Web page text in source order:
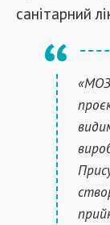
санітарний